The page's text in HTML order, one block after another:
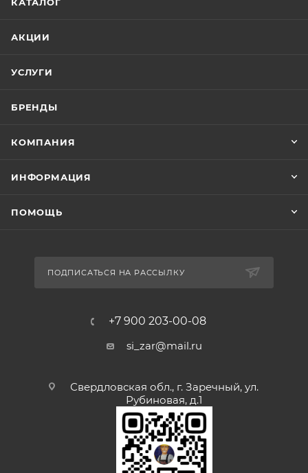
АКЦИИ
УСЛУГИ
БРЕНДЫ
КОМПАНИЯ
ИНФОРМАЦИЯ
ПОМОЩЬ
ПОДПИСАТЬСЯ НА РАССЫЛКУ
+7 900 203-00-08
si_zar@mail.ru
Свердловская обл., г. Заречный, ул.
Рубиновая, д.1